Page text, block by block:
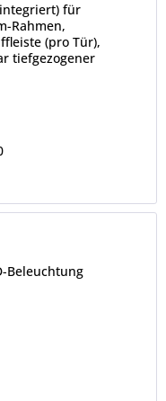
für
Rahmen,
(pro Tür),
tiefgezogener
Beleuchtung